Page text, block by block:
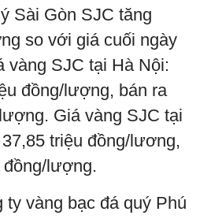
Sài Gòn SJC tăng
so với giá cuối ngày
vàng SJC tại Hà Nội:
đồng/lượng, bán ra
Giá vàng SJC tại
triệu đồng/lương,
đồng/lượng.
ty vàng bạc đá quý Phú